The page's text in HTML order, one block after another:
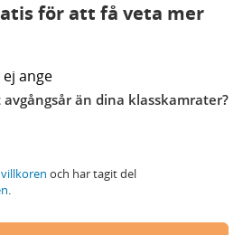
för att få veta mer
ej ange
än dina klasskamrater?
och har tagit del
.